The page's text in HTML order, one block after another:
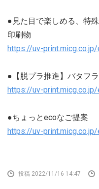
●見た目で楽しめる、特
印刷物
https://uv-
●【脱プラ推進】バタフ
https://uv-
●ちょっとecoなご提案
https://uv-
投稿 2022/11/16 14:47